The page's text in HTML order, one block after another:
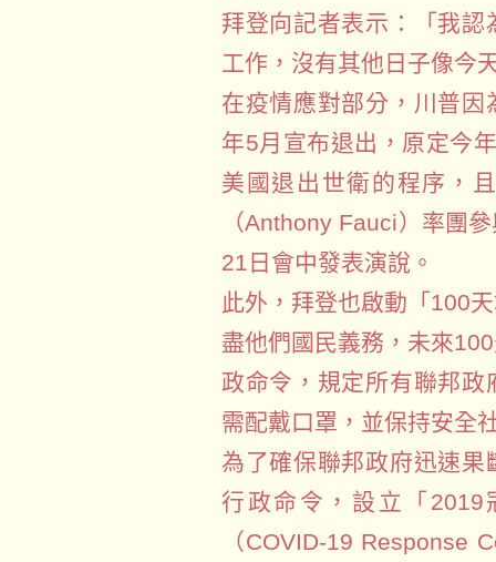
拜登向記者表示：「我
工作，沒有其他日子像今
在疫情應對部分，川普
年5月宣布退出，原定今
美國退出世衛的程序，
（Anthony Fauci）率團
21日會中發表演說。
此外，拜登也啟動「100
盡他們國民義務，未來
政命令，規定所有聯邦
需配戴口罩，並保持安全
為了確保聯邦政府迅速
行政命令，設立「
（COVID-19 Response